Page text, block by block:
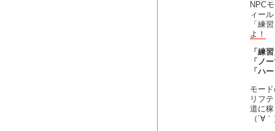
NPC
ィー
「練
よ！
「練
「ノ
「ハ
モー
リフ
道に
（´∀